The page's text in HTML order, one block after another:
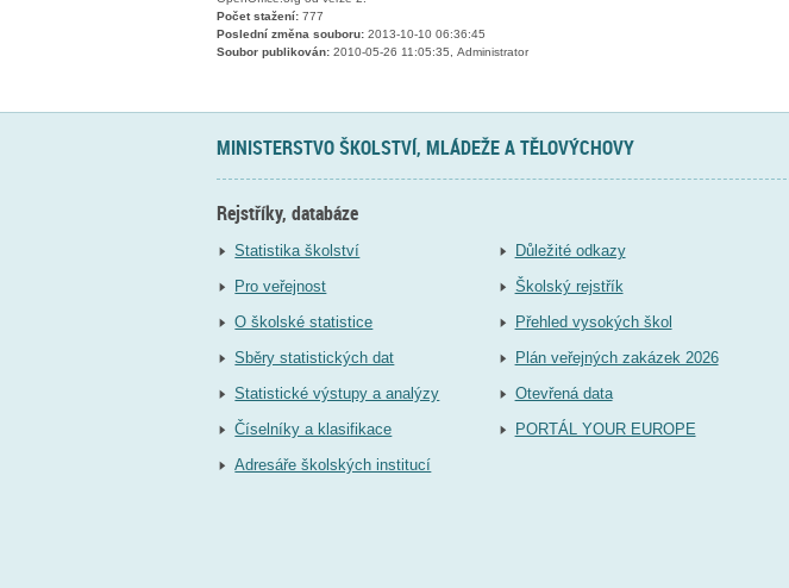
Počet stažení: 777
Poslední změna souboru: 2013-10-10 06:36:45
Soubor publikován: 2010-05-26 11:05:35, Administrator
MINISTERSTVO ŠKOLSTVÍ, MLÁDEŽE A TĚLOVÝCHOVY
Rejstříky, databáze
Statistika školství
Pro veřejnost
O školské statistice
Sběry statistických dat
Statistické výstupy a analýzy
Číselníky a klasifikace
Adresáře školských institucí
Důležité odkazy
Školský rejstřík
Přehled vysokých škol
Plán veřejných zakázek 2026
Otevřená data
PORTÁL YOUR EUROPE